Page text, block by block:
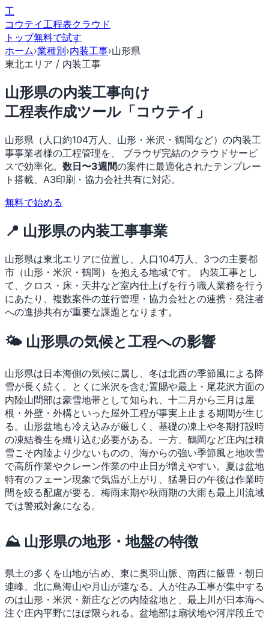
工
コウテイ工程表クラウド
トップ無料で試す
ホーム›業種別›内装工事›山形県
東北エリア / 内装工事
山形県の内装工事向け
工程表作成ツール「コウテイ」
山形県（人口約104万人、山形・米沢・鶴岡など）の内装工
事事業者様の工程管理を、 ブラウザ完結のクラウドサービ
スで効率化。 数日〜3週間の案件に最適化されたテンプレー
ト搭載、A3印刷・協力会社共有に対応。
無料で始める
📍 山形県の内装工事事業
山形県は東北エリアに位置し、人口104万人、3つの主要都
市（山形・米沢・鶴岡）を抱える地域です。 内装工事とし
て、クロス・床・天井など室内仕上げを行う職人業務を行う
にあたり、複数案件の並行管理・協力会社との連携・発注者
への進捗共有が重要な課題となります。
🌤 山形県の気候と工程への影響
山形県は日本海側の気候に属し、冬は北西の季節風による降
雪が長く続く。とくに米沢を含む置賜や最上・尾花沢方面の
内陸山間部は豪雪地帯として知られ、十二月から三月は屋
根・外壁・外構といった屋外工程が事実上止まる期間が生じ
る。山形盆地も冷え込みが厳しく、基礎の凍上や冬期打設時
の凍結養生を織り込む必要がある。一方、鶴岡など庄内は積
雪こそ内陸より少ないものの、海からの強い季節風と地吹雪
で高所作業やクレーン作業の中止日が増えやすい。夏は盆地
特有のフェーン現象で気温が上がり、猛暑日の午後は作業時
間を絞る配慮が要る。梅雨末期や秋雨期の大雨も最上川流域
では警戒対象になる。
⛰ 山形県の地形・地盤の特徴
県土の多くを山地が占め、東に奥羽山脈、南西に飯豊・朝日
連峰、北に鳥海山や月山が連なる。人が住み工事が集中する
のは山形・米沢・新庄などの内陸盆地と、最上川が日本海へ
注ぐ庄内平野にほぼ限られる。盆地部は扇状地や河岸段丘で